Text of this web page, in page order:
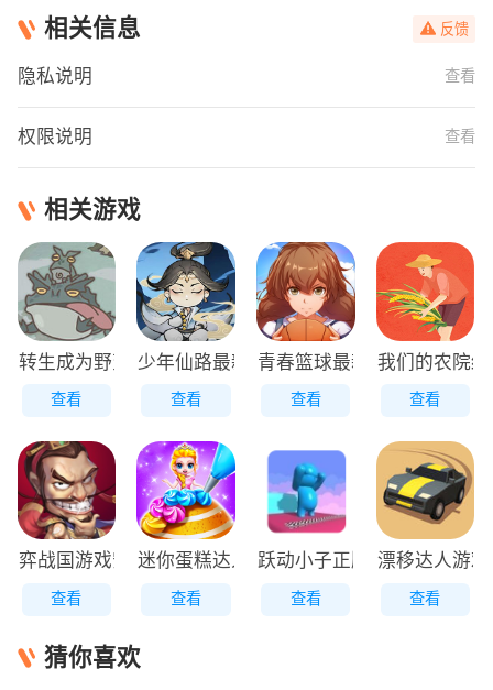
相关信息 反馈
隐私说明 查看
权限说明 查看
相关游戏
转生成为野蛮人正版
查看
少年仙路最新版
查看
青春篮球最新版
查看
我们的农院
查看
弈战国游戏安装包
查看
迷你蛋糕达人原版
查看
跃动小子正版
查看
漂移达人游
查看
猜你喜欢